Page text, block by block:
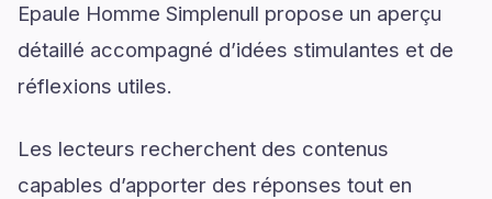
Epaule Homme Simplenull propose un aperçu
détaillé accompagné d’idées stimulantes et de
réflexions utiles.
Les lecteurs recherchent des contenus
capables d’apporter des réponses tout en